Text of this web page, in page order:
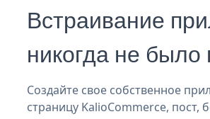
Встраивание
никогда не
Создайте свое собственное
страницу KalioCommerce, пост,